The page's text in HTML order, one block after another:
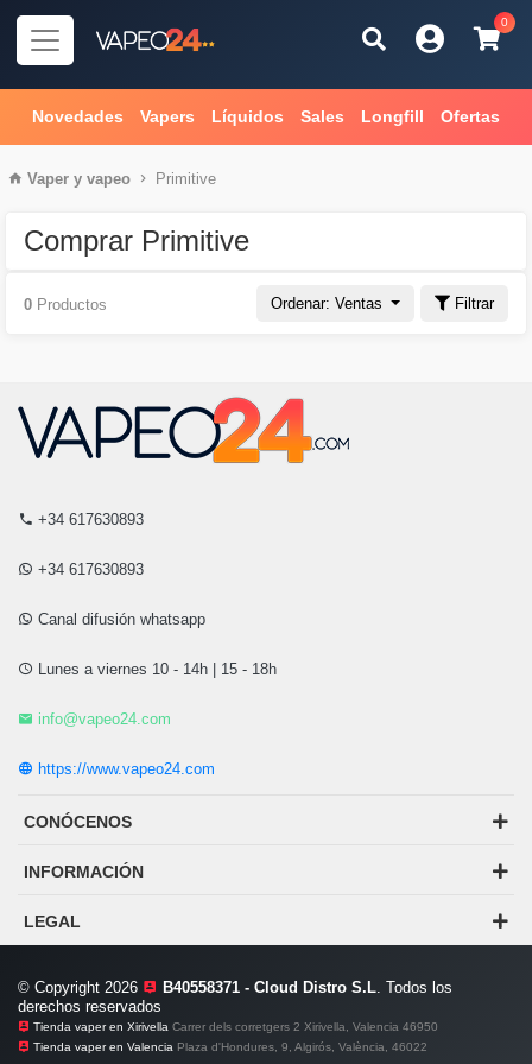
0
Novedades Vapers Líquidos Sales Longfill Ofertas
Vaper y vapeo Primitive
Comprar Primitive
Ordenar: Ventas Filtrar
0 Productos
+34 617630893
+34 617630893
Canal difusión whatsapp
Lunes a viernes 10 - 14h | 15 - 18h
info@vapeo24.com
https://www.vapeo24.com
CONÓCENOS
INFORMACIÓN
LEGAL
© Copyright 2026 B40558371 - Cloud Distro S.L. Todos los
derechos reservados
Tienda vaper en Xirivella Carrer dels corretgers 2 Xirivella, Valencia 46950
Tienda vaper en Valencia Plaza d'Hondures, 9, Algirós, València, 46022